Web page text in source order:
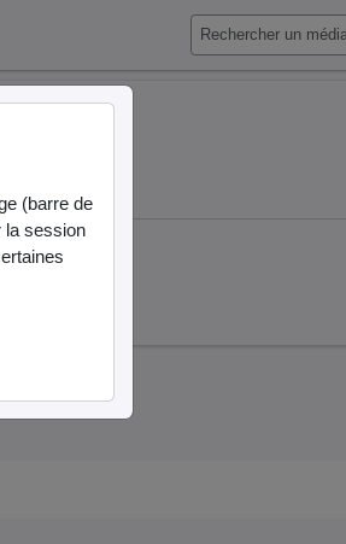
(barre de
la session